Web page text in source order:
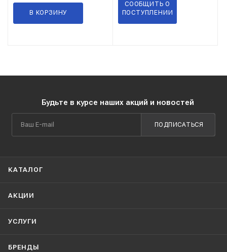
В КОРЗИНУ
СООБЩИТЬ О
ПОСТУПЛЕНИИ
Будьте в курсе наших акций и новостей
ПОДПИСАТЬСЯ
КАТАЛОГ
АКЦИИ
УСЛУГИ
БРЕНДЫ